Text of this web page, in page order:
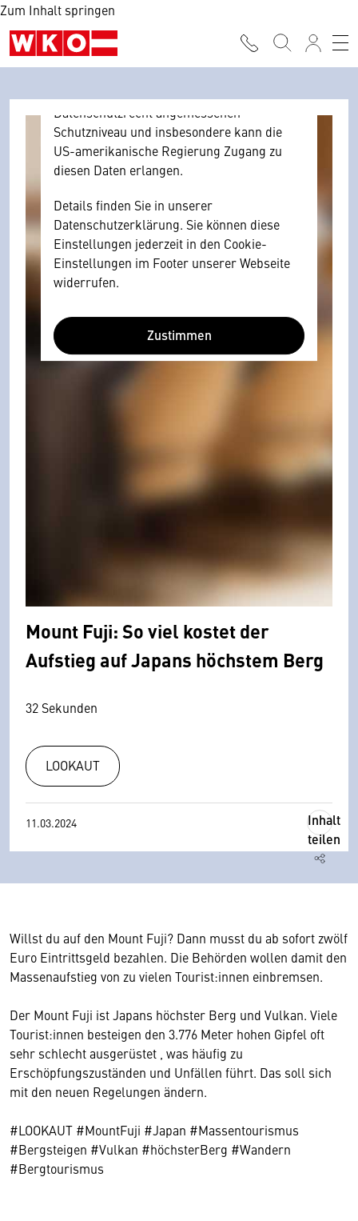
Zum Inhalt springen
Browser personenbezogene technische
Daten zu Geräten und Nutzerverhalten
mitunter mit US-amerikanischen Anbietern
Datenschutzrecht angemessenen
Schutzniveau und insbesondere kann die
US-amerikanische Regierung Zugang zu
diesen Daten erlangen.
Details finden Sie in unserer
Datenschutzerklärung. Sie können diese
Einstellungen jederzeit in den Cookie-
Einstellungen im Footer unserer Webseite
widerrufen.
Zustimmen
Mount Fuji: So viel kostet der
Aufstieg auf Japans höchstem Berg
32 Sekunden
LOOKAUT
11.03.2024
Inhalt
teilen
Willst du auf den Mount Fuji? Dann musst du ab sofort zwölf
Euro Eintrittsgeld bezahlen. Die Behörden wollen damit den
Massenaufstieg von zu vielen Tourist:innen einbremsen.
Der Mount Fuji ist Japans höchster Berg und Vulkan. Viele
Tourist:innen besteigen den 3.776 Meter hohen Gipfel oft
sehr schlecht ausgerüstet , was häufig zu
Erschöpfungszuständen und Unfällen führt. Das soll sich
mit den neuen Regelungen ändern.
#LOOKAUT #MountFuji #Japan #Massentourismus
#Bergsteigen #Vulkan #höchsterBerg #Wandern
#Bergtourismus